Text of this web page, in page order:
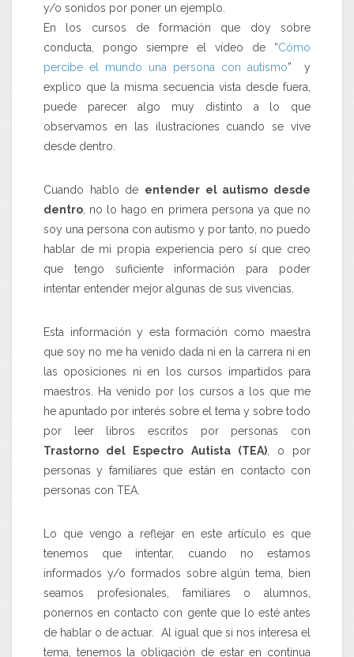
y/o sonidos por poner un ejemplo.
En los cursos de formación que doy sobre
conducta, pongo siempre el vídeo de “Cómo
percibe el mundo una persona con autismo” y
explico que la misma secuencia vista desde fuera,
puede parecer algo muy distinto a lo que
observamos en las ilustraciones cuando se vive
desde dentro.
Cuando hablo de entender el autismo desde
dentro , no lo hago en primera persona ya que no
soy una persona con autismo y por tanto, no puedo
hablar de mi propia experiencia pero sí que creo
que tengo suficiente información para poder
intentar entender mejor algunas de sus vivencias.
Esta información y esta formación como maestra
que soy no me ha venido dada ni en la carrera ni en
las oposiciones ni en los cursos impartidos para
maestros. Ha venido por los cursos a los que me
he apuntado por interés sobre el tema y sobre todo
por leer libros escritos por personas con
Trastorno del Espectro Autista (TEA), o por
personas y familiares que están en contacto con
personas con TEA.
Lo que vengo a reflejar en este artículo es que
tenemos que intentar, cuando no estamos
informados y/o formados sobre algún tema, bien
seamos profesionales, familiares o alumnos,
ponernos en contacto con gente que lo esté antes
de hablar o de actuar. Al igual que si nos interesa el
tema, tenemos la obligación de estar en continua